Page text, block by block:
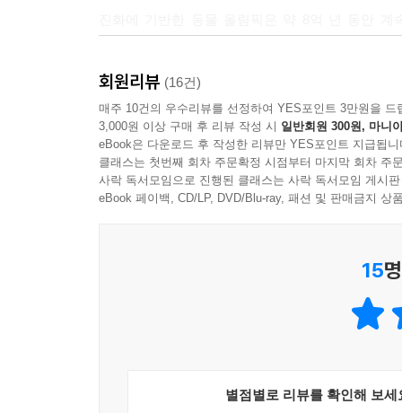
에서 달리기로 바뀌는 식이다), 그래서 속보나 달
닥에 닿아 있다. 이것은 아마도 6톤짜리 동물이
겪게 될 것이기 때문이리라. 그래서 코끼리는 점
는) 걷는 동안에도 엄청난 속도에 도달할 수 있다.
「6. 모양과 형태」중에서
40여 종으로 이루어진 가마우짓과는 물고기를
마우짓과는 가넷보다 더 장시간 다이빙을 잘해
도에 비례해 작은 새보다 산소를 더 많이 저장할
동물의 왕국에서 가장 뛰어난 총체적 운동선수에
우리를 둘러싸고 있는 환상적인 능력에 관한 매력
- 워런 엘리스 (『아이언 맨 : 익스트리미스』 저자)
회원리뷰 (16건)
매주 10건의 우수리뷰를 선정하여 YES포인트 3만원을 드
3,000원 이상 구매 후 리뷰 작성 시 일반회원 300원, 마니
eBook은 다운로드 후 작성한 리뷰만 YES포인트 지급됩니
클래스는 첫번째 회차 주문확정 시점부터 마지막 회차 주
사락 독서모임으로 진행된 클래스는 사락 독서모임 게시
eBook 페이백, CD/LP, DVD/Blu-ray, 패션 및 판매금지 상
15
별점별로 리뷰를 확인해 보세